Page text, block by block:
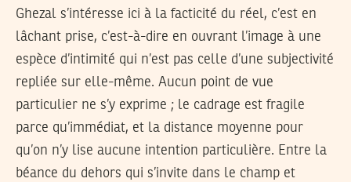
Ghezal s’intéresse ici à la facticité du réel, c’est en
lâchant prise, c’est-à-dire en ouvrant l’image à une
espèce d’intimité qui n’est pas celle d’une subjectivité
repliée sur elle-même. Aucun point de vue
particulier ne s’y exprime ; le cadrage est fragile
parce qu’immédiat, et la distance moyenne pour
qu’on n’y lise aucune intention particulière. Entre la
béance du dehors qui s’invite dans le champ et